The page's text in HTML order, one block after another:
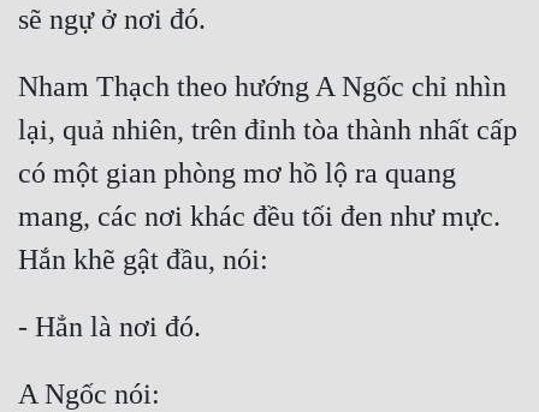
sẽ ngự ở nơi đó.
Nham Thạch theo hướng A Ngốc chỉ nhìn
lại, quả nhiên, trên đỉnh tòa thành nhất cấp
có một gian phòng mơ hồ lộ ra quang
mang, các nơi khác đều tối đen như mực.
Hắn khẽ gật đầu, nói:
- Hẳn là nơi đó.
A Ngốc nói: